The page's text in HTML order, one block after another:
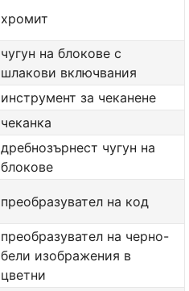
хромит
чугун на блокове с
шлакови включвания
инструмент за чеканене
чеканка
дребнозърнест чугун на
блокове
преобразувател на код
преобразувател на черно-
бели изображения в
цветни